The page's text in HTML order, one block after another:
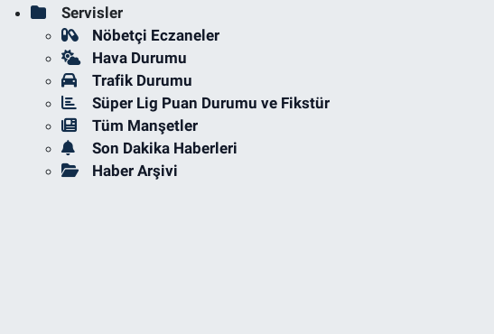
Servisler
Nöbetçi Eczaneler
Hava Durumu
Trafik Durumu
Süper Lig Puan Durumu ve Fikstür
Tüm Manşetler
Son Dakika Haberleri
Haber Arşivi